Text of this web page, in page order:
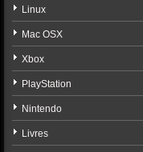
Linux
Mac OSX
Xbox
PlayStation
Nintendo
Livres